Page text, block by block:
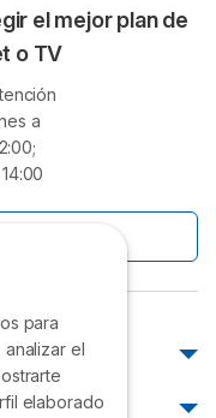
el mejor plan de
o TV
a
para
el
elaborado